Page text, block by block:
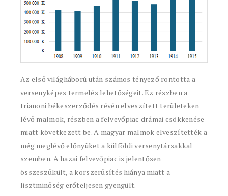
Az első világháború után számos tényező rontotta a
versenyképes termelés lehetőségeit. Ez részben a
trianoni békeszerződés révén elveszített területeken
lévő malmok, részben a felvevőpiac drámai csökkenése
miatt következett be. A magyar malmok elveszítették a
még meglévő előnyüket a külföldi versenytársakkal
szemben. A hazai felvevőpiac is jelentősen
összeszűkült, a korszerűsítés hiánya miatt a
lisztminőség erőteljesen gyengült.